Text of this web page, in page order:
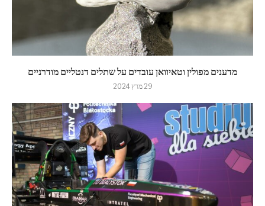
מדענים מפולין וטאיוואן עובדים על שתלים דנטליים מודרניים
29 מרץ 2024